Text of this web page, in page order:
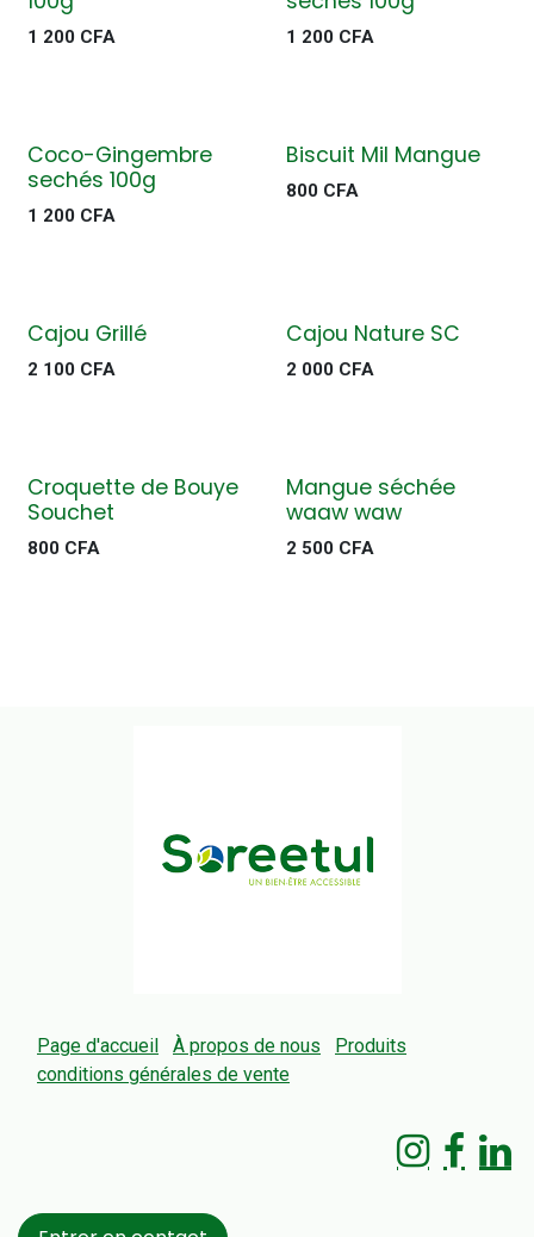
1 200 CFA 1 200CFA
Coco-Gingembre
sechés 100g
1 200 CFA
Biscuit Mil Mangue
800CFA
Cajou Grillé
2 100 CFA
Cajou Nature SC
2 000CFA
Croquette de Bouye
Souchet
800 CFA
Mangue séchée
waaw waw
2 500CFA
Page d'accueil À propos de nous
Produits
conditions générales de vente